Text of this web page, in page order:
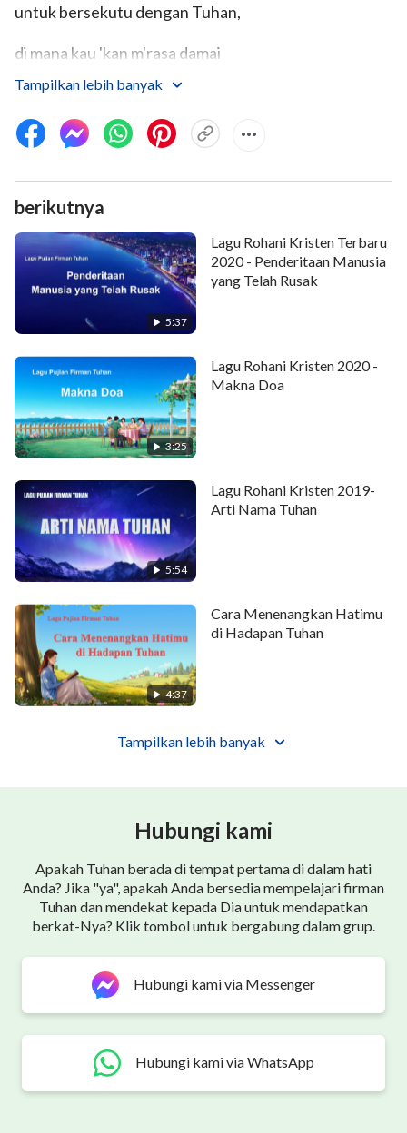
untuk bersekutu dengan Tuhan,
di mana kau 'kan m'rasa damai
dan tenang di hadapan Tuhan.
Catat yang kau pahami dari firman-Nya,
tak p'duli dalam atau dangkal,
coba 'tuk tenang di hadapan-Nya.
Tiap hari berikan waktu
'tuk hidup rohanimu;
hidupmu 'kan diperkaya
dan hatimu 'kan bersih, terang.
Kau b'ri hatimu untuk Tuhan,
rohmu 'kan kuat dan lebih baik.
Kau m'langkah di jalan Roh Kudus,
Tuhan 'kan b'rimu banyak berkat.
Kau mungkin tak dapat hasil terbaik
di awal perjalananmu ini,
tapi jangan lemah dan menyerah.
Tetap bekerja keraslah.
Agar hatimu damai di hadapan-Nya,
bekerjasama sepenuh hati, bekerjasama!
makin kau dip'nuhi firman-Nya,
s'lalu peduli dengan hal ini
dan menanggung beban ini.
Tampilkan lebih banyak
berikutnya
5:37
Lagu Rohani Kristen Terbaru
2020 - Penderitaan Manusia
yang Telah Rusak
3:25
Lagu Rohani Kristen 2020 -
Makna Doa
5:54
Lagu Rohani Kristen 2019-
Arti Nama Tuhan
4:37
Cara Menenangkan Hatimu
di Hadapan Tuhan
Tampilkan lebih banyak
Hubungi kami
Apakah Tuhan berada di tempat pertama di dalam hati
Anda? Jika "ya", apakah Anda bersedia mempelajari firman
Tuhan dan mendekat kepada Dia untuk mendapatkan
berkat-Nya? Klik tombol untuk bergabung dalam grup.
Hubungi kami via Messenger
Hubungi kami via WhatsApp